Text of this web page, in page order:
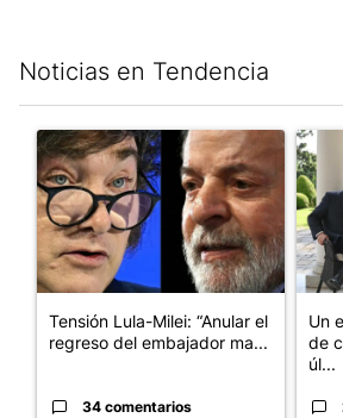
Noticias en Tendencia
Un artículo de tendencia con el título
Tensión Lula-Milei: “Anular el
regreso del embajador ma...
34 comentarios
Un
Un
de
úl...